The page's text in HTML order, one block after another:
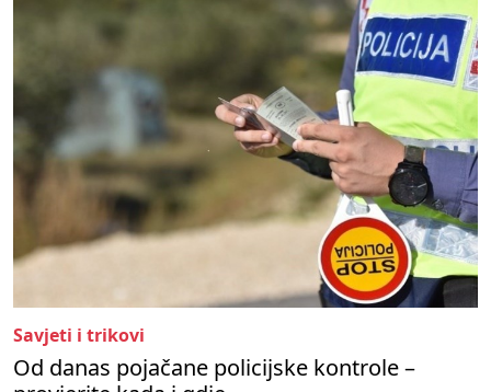
Savjeti i trikovi
Od danas pojačane policijske kontrole –